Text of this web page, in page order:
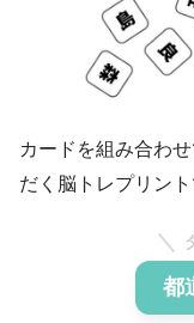
カードを組み合わ
だく脳トレプリント
都